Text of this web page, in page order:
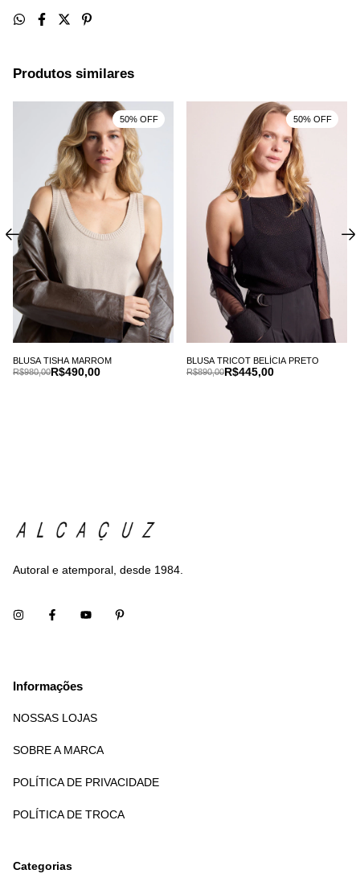
Produtos similares
BLUSA TISHA MARROM
R$490,00
R$980,00
50% OFF
BLUSA TRICOT BELÍCIA PRETO
R$445,00
R$890,00
50% OFF
Autoral e atemporal, desde 1984.
Informações
NOSSAS LOJAS
SOBRE A MARCA
POLÍTICA DE PRIVACIDADE
POLÍTICA DE TROCA
Categorias